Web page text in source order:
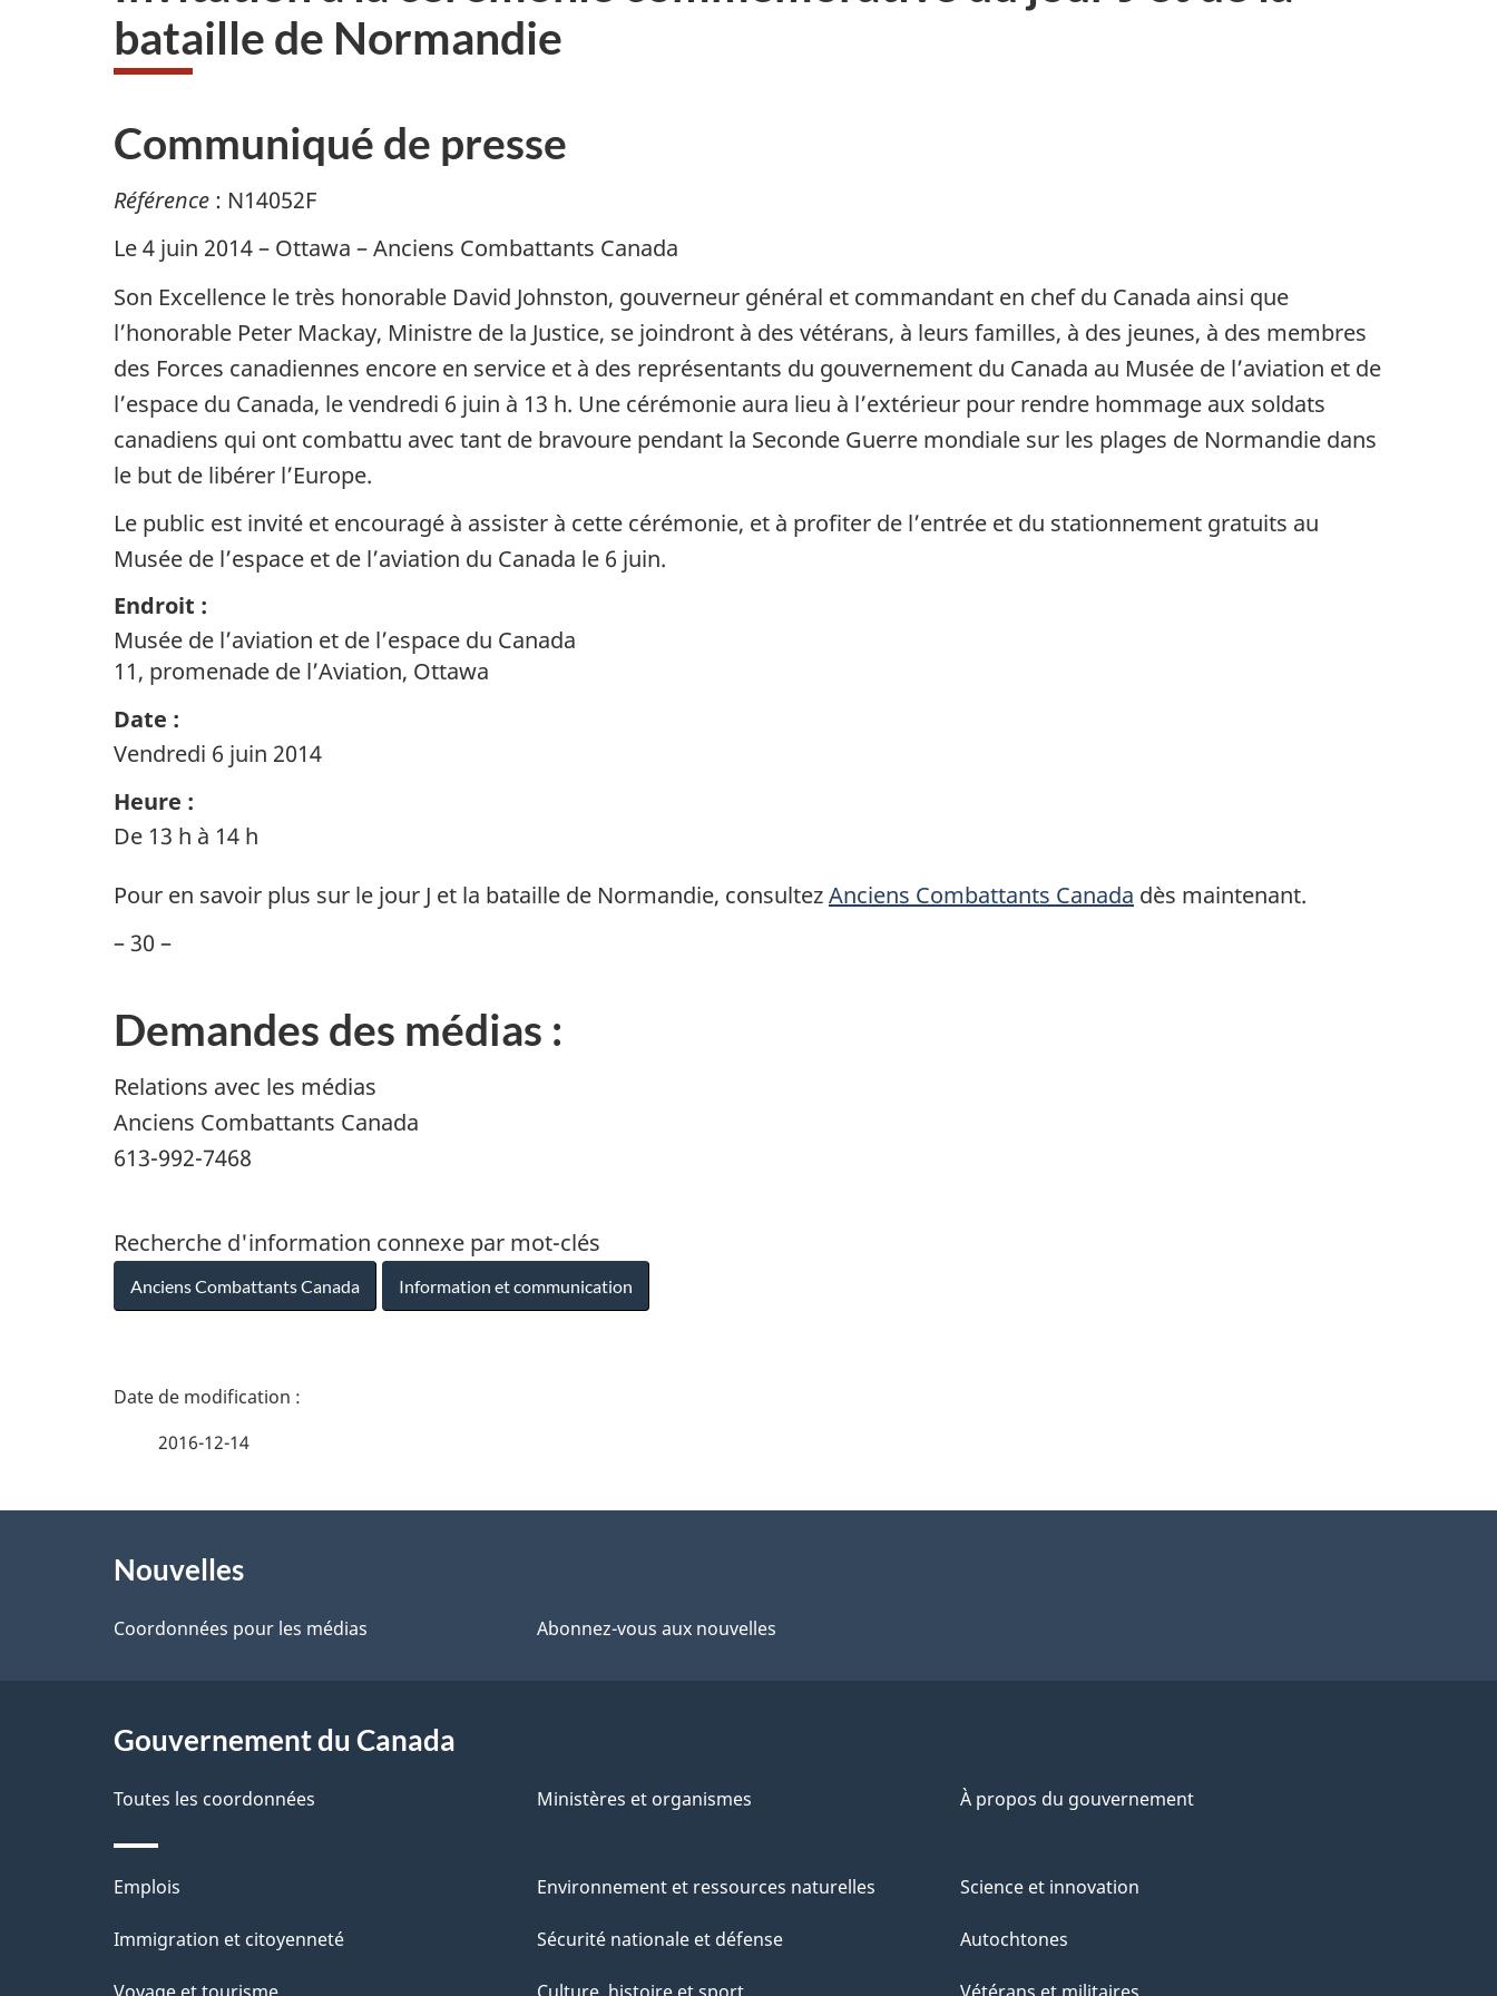
bataille de Normandie
Communiqué de presse
Référence : N14052F
Le 4 juin 2014 – Ottawa – Anciens Combattants Canada
Son Excellence le très honorable David Johnston, gouverneur général et commandant en chef du Canada ainsi que
l’honorable Peter Mackay, Ministre de la Justice, se joindront à des vétérans, à leurs familles, à des jeunes, à des membres
des Forces canadiennes encore en service et à des représentants du gouvernement du Canada au Musée de l’aviation et de
l’espace du Canada, le vendredi 6 juin à 13 h. Une cérémonie aura lieu à l’extérieur pour rendre hommage aux soldats
canadiens qui ont combattu avec tant de bravoure pendant la Seconde Guerre mondiale sur les plages de Normandie dans
le but de libérer l’Europe.
Le public est invité et encouragé à assister à cette cérémonie, et à profiter de l’entrée et du stationnement gratuits au
Musée de l’espace et de l’aviation du Canada le 6 juin.
Endroit :
Musée de l’aviation et de l’espace du Canada
11, promenade de l’Aviation, Ottawa
Date :
Vendredi 6 juin 2014
Heure :
De 13 h à 14 h
Pour en savoir plus sur le jour J et la bataille de Normandie, consultezAnciens Combattants Canada dès maintenant.
– 30 –
Demandes des médias :
Relations avec les médias
Anciens Combattants Canada
613-992-7468
Recherche d'information connexe par mot-clés
Anciens Combattants Canada Information et communication
D
a
l
d
e
l
2016-12-14
proposNouvelles
Coordonnées pour les médias Abonnez-vous aux nouvelles
Gouvernement du Canada
Toutes les coordonnées Ministères et organismes À propos du gouvernement
Thèmes
et
Emplois
Immigration et citoyenneté
Environnement et ressources naturelles
Sécurité nationale et défense
Science et innovation
Autochtones